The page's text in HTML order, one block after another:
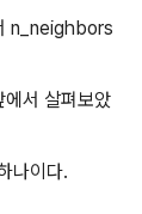
n_neighbors
서 살펴보았
나이다.